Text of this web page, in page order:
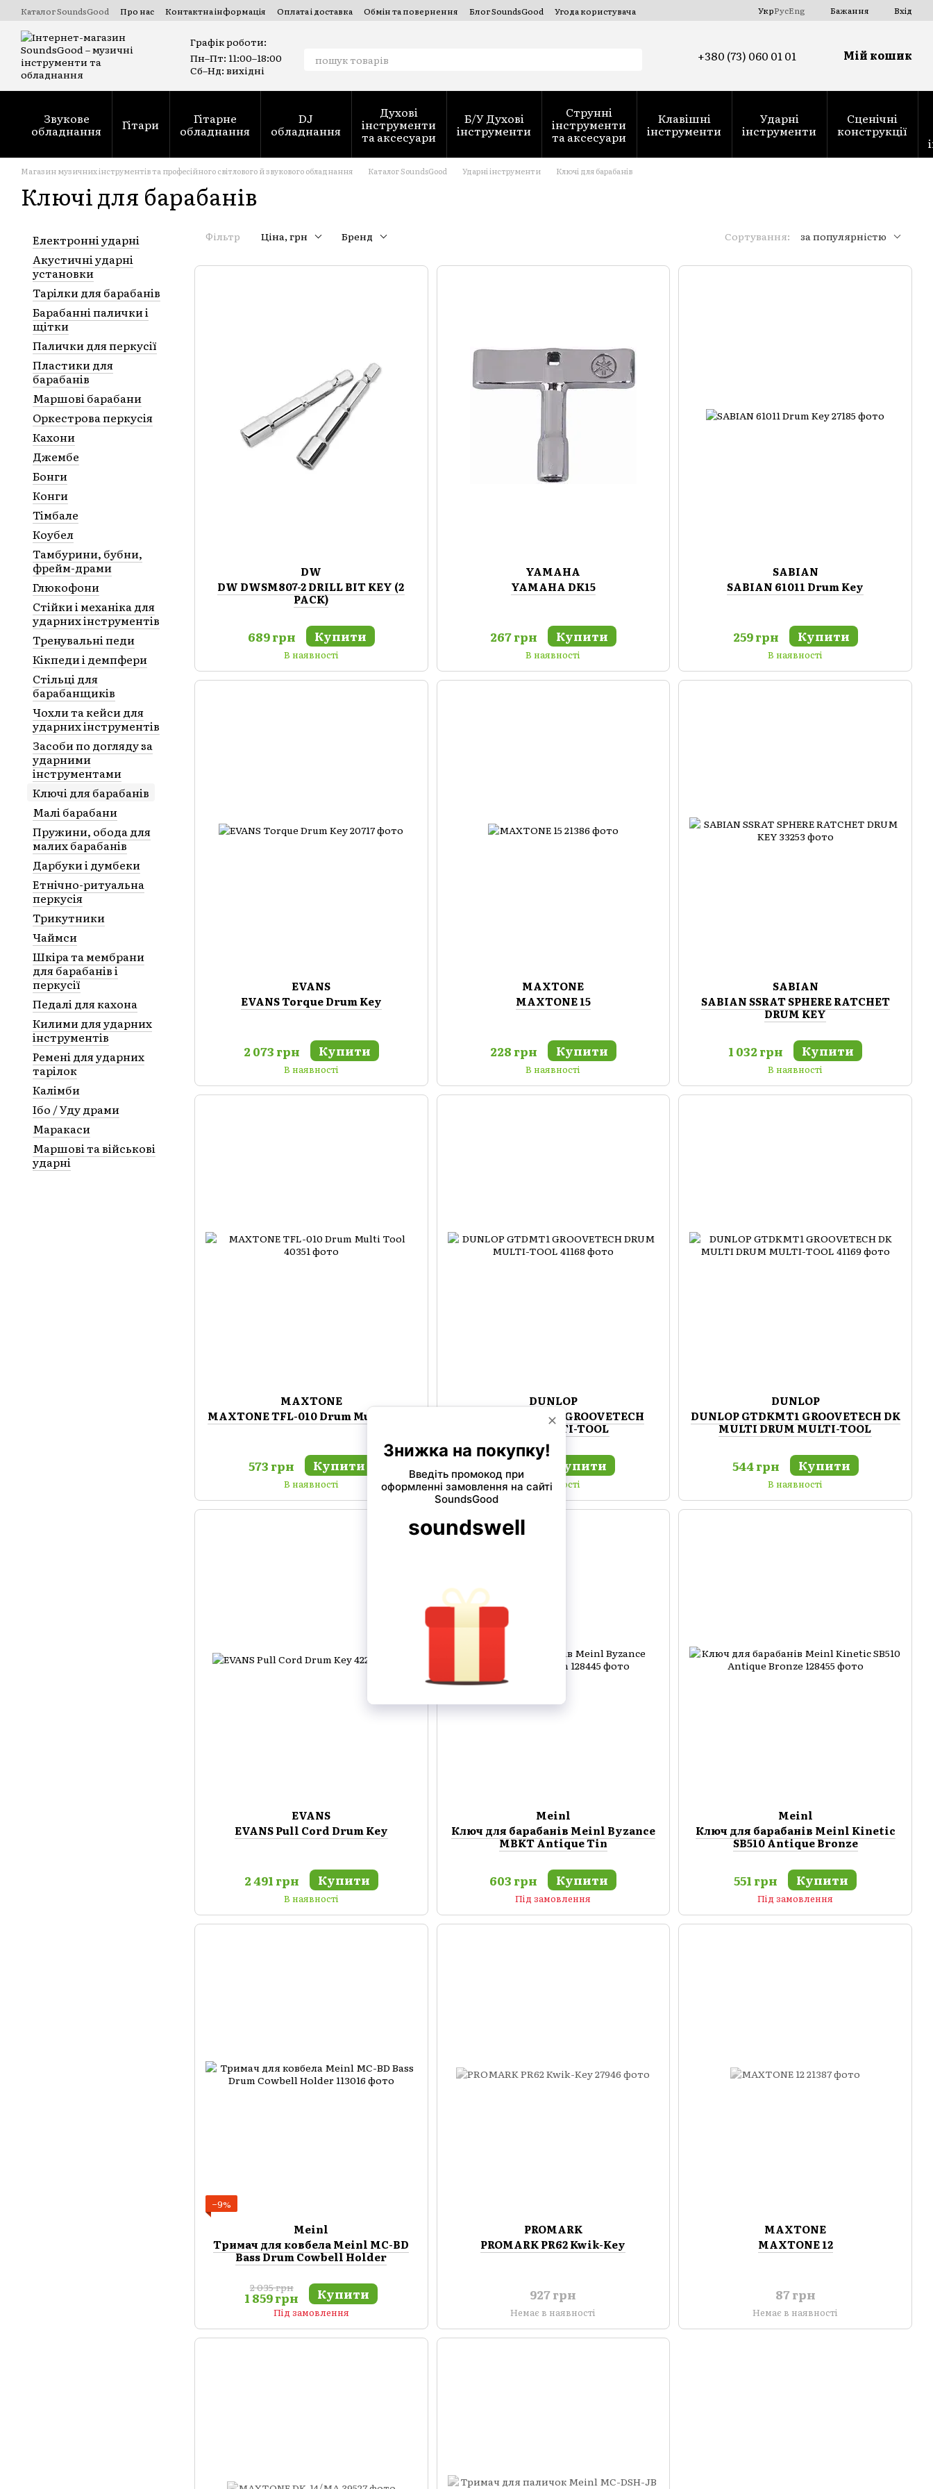
Перейти до основного вмісту
Каталог SoundsGood Про нас Контактна інформація Оплата і доставка Обмін та повернення Блог SoundsGood
Угода користувача
УкрРусEng Бажання Вхід
Графік роботи:
Пн–Пт: 11:00–18:00
Сб–Нд: вихідні
+380 (73) 060 01 01 Мій кошик
Звукове
обладнання Гітари Гітарне
обладнання
DJ
обладнання
Духові
інструменти
та аксесуари
Б/У Духові
інструменти
Струнні
інструменти
та аксесуари
Клавішні
інструменти
Ударні
інструменти
Сценічні
конструкції
Магазин музичних інструментів та професійного світлового й звукового обладнання Каталог SoundsGood Ударні інструменти Ключі для барабанів
Ключі для барабанів
Фільтр Ціна, грн Бренд Сортування: за популярністю
DW
DW DWSM807-2 DRILL BIT KEY (2
PACK)
689 грн Купити
В наявності
YAMAHA
YAMAHA DK15
267 грн Купити
В наявності
SABIAN
SABIAN 61011 Drum Key
259 грн Купити
В наявності
EVANS
EVANS Torque Drum Key
2 073 грн Купити
В наявності
MAXTONE
MAXTONE 15
228 грн Купити
В наявності
SABIAN
SABIAN SSRAT SPHERE RATCHET
DRUM KEY
1 032 грн Купити
В наявності
MAXTONE
MAXTONE TFL-010 Drum Multi Tool
573 грн Купити
В наявності
DUNLOP
DUNLOP GTDMT1 GROOVETECH
DRUM MULTI-TOOL
921 грн Купити
В наявності
DUNLOP
DUNLOP GTDKMT1 GROOVETECH DK
MULTI DRUM MULTI-TOOL
544 грн Купити
В наявності
EVANS
EVANS Pull Cord Drum Key
2 491 грн Купити
В наявності
Meinl
Ключ для барабанів Meinl Byzance
MBKT Antique Tin
603 грн Купити
Під замовлення
Meinl
Ключ для барабанів Meinl Kinetic
SB510 Antique Bronze
551 грн Купити
Під замовлення
−9%
Meinl
Тримач для ковбела Meinl MC-BD
Bass Drum Cowbell Holder
2 035 грн
1 859 грн Купити
Під замовлення
PROMARK
PROMARK PR62 Kwik-Key
927 грн
Немає в наявності
MAXTONE
MAXTONE 12
87 грн
Немає в наявності
Електронні ударні
Акустичні ударні
установки
Тарілки для барабанів
Барабанні палички і
щітки
Палички для перкусії
Пластики для
барабанів
Маршові барабани
Оркестрова перкусія
Кахони
Джембе
Бонги
Конги
Тімбале
Коубел
Тамбурини, бубни,
фрейм-драми
Глюкофони
Стійки і механіка для
ударних інструментів
Тренувальні педи
Кікпеди і демпфери
Стільці для
барабанщиків
Чохли та кейси для
ударних інструментів
Засоби по догляду за
ударними
інструментами
Ключі для барабанів
Малі барабани
Пружини, обода для
малих барабанів
Дарбуки і думбеки
Етнічно-ритуальна
перкусія
Трикутники
Чаймси
Шкіра та мембрани
для барабанів і
перкусії
Педалі для кахона
Килими для ударних
інструментів
Ремені для ударних
тарілок
Калімби
Ібо / Уду драми
Маракаси
Маршові та військові
ударні